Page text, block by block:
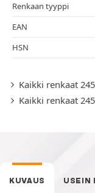
Renkaan tyyppi
EAN
HSN
Kaikki renkaat
Kaikki renkaat
KUVAUS USEIN